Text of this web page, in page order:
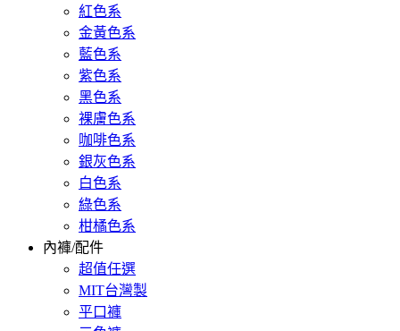
紅色系
金黃色系
藍色系
紫色系
黑色系
裸膚色系
咖啡色系
銀灰色系
白色系
綠色系
柑橘色系
內褲/配件
超值任選
MIT台灣製
平口褲